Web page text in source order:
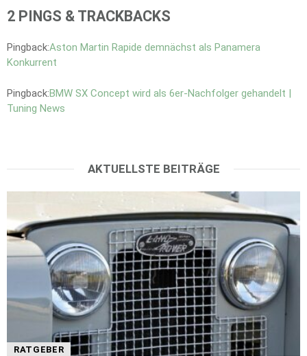
2 PINGS & TRACKBACKS
Pingback:Aston Martin Rapide demnächst als Panamera
Konkurrent
Pingback:BMW SX Concept wird als 6er-Nachfolger gehandelt |
Tuning News
AKTUELLSTE BEITRÄGE
RATGEBER